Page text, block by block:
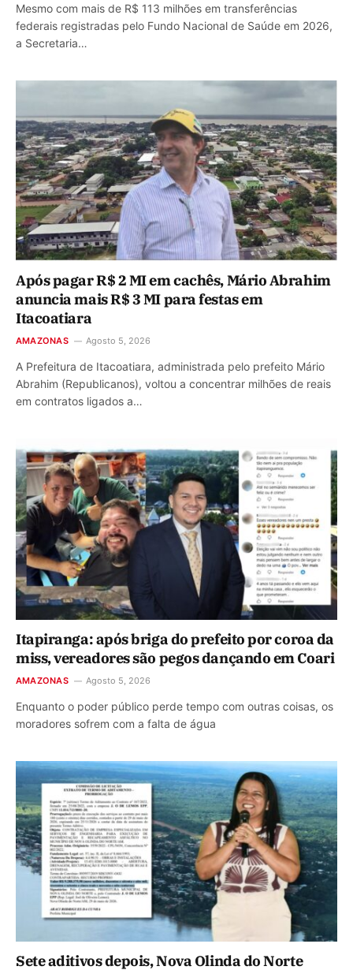
Mesmo com mais de R$ 113 milhões em transferências
federais registradas pelo Fundo Nacional de Saúde em 2026,
a Secretaria…
Após pagar R$ 2 MI em cachês, Mário Abrahim
anuncia mais R$ 3 MI para festas em
Itacoatiara
AMAZONAS Agosto 5, 2026
A Prefeitura de Itacoatiara, administrada pelo prefeito Mário
Abrahim (Republicanos), voltou a concentrar milhões de reais
em contratos ligados a…
Itapiranga: após briga do prefeito por coroa da
miss, vereadores são pegos dançando em Coari
AMAZONAS Agosto 5, 2026
Enquanto o poder público perde tempo com outras coisas, os
moradores sofrem com a falta de água
Sete aditivos depois, Nova Olinda do Norte